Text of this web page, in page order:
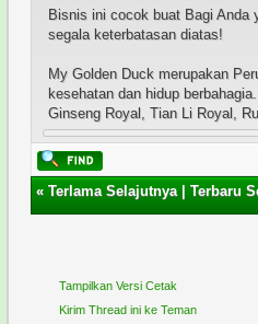
Bisnis ini cocok buat Bagi Anda
segala keterbatasan diatas!
My Golden Duck merupakan
kesehatan dan hidup
Ginseng Royal, Tian Li Royal,
«Terlama Selajutnya|Terbaru
Tampilkan Versi Cetak
Kirim Thread ini ke Teman